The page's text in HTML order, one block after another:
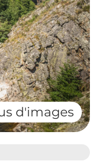
d'images